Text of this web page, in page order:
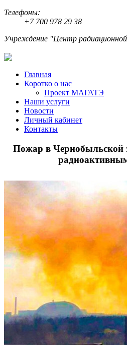
Телефоны:
+7 700 978 29 38
Учреждение "Центр
Главная
Коротко о нас
Проект МАГАТЭ
Наши услуги
Новости
Личный кабинет
Контакты
Пожар в Чернобыльской